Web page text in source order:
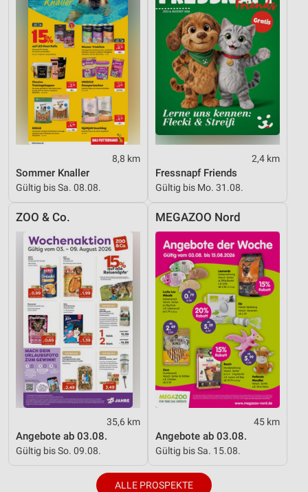
8,8 km
Sommer Knaller
Gültig bis Sa. 08.08.
2,4 km
Fressnapf Friends
Gültig bis Mo. 31.08.
ZOO & Co.
35,6 km
Angebote ab 03.08.
Gültig bis So. 09.08.
MEGAZOO Nord
45 km
Angebote ab 03.08.
Gültig bis Sa. 15.08.
ALLE PROSPEKTE
Performance
Funktional
Werbung